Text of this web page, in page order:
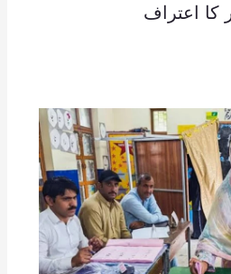
کا اعتراف